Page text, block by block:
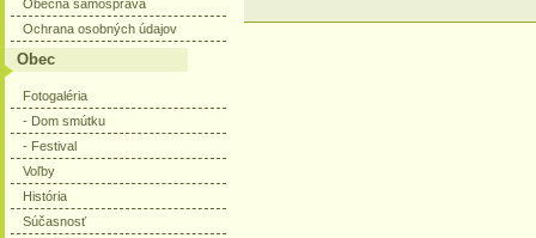
Obecná samospráva
Ochrana osobných údajov
Obec
Fotogaléria
- Dom smútku
- Festival
Voľby
História
Súčasnosť